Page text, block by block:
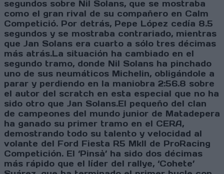
segundos sobre Nil Solans, que se mostraba
como el gran rival de su compañero en Calm
Competició. Por detrás, Pepe López cedía 8.5
segundos y se mostraba contrariado, mientras
que Jan Solans era cuarto a sólo tres décimas
más atrás.La situación ha cambiado en el
segundo tramo, donde Nil Solans ha pinchado
uno de sus neumáticos Michelin, obligándole a
parar y perdiendo en la maniobra 2:56.8 sobre
el autor del scratch en esta especial que no ha
sido otro que Jan Solans.El pequeño del clan
de campeones del mundo junior de Matadepera
ha ganado su primer tramo en el CERA,
demostrando todo su talento y velocidad al
volante del Ford Fiesta R5 MkII de ProRacing
Competición. El ‘Pinsà’ ha sido dos décimas
más rápido que el líder del rallye, ‘Cohete’